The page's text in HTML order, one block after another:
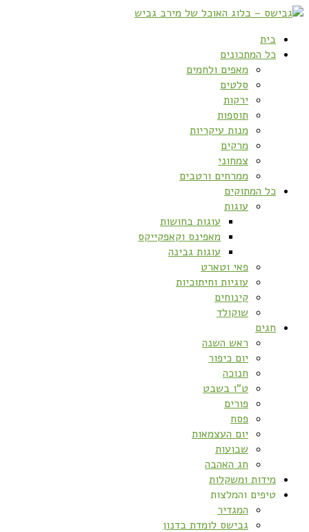
בית
כל המתכונים
מאפים ולחמים
סלטים
ירקות
תוספות
מנות עיקריות
מרקים
צמחוני
ממרחים ורטבים
כל המתוקים
עוגות
עוגות בחושות
מאפינס וקאפקייקס
עוגות גבינה
פאי וטארט
עוגיות וחיתוכיות
קינוחים
שוקולד
חגים
ראש השנה
יום כיפור
חנוכה
ט”ו בשבט
פורים
פסח
יום העצמאות
שבועות
חג האהבה
מידות ומשקלות
טיפים והמלצות
המגדיר
גבישס לומדת בדנון